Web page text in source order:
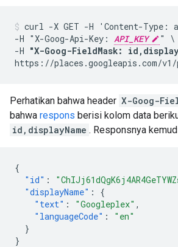
curl -X GET -H 'Content-
-H "X-Goog-Api-Key: API_KEY
" \
-H "X-Goog-FieldMask:
https://places.googleapis.com/v1/
Perhatikan bahwa header X-Goog-
bahwa respons berisi kolom data
id,displayName . Responsnya
{
"id" :
"displayName" :
{
"text" : "Googleplex" ,
"languageCode" :
"en"
}
}